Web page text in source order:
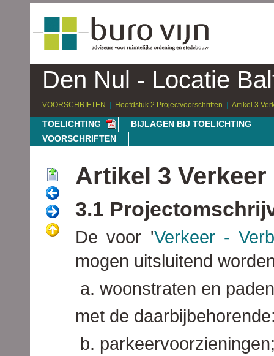
Den Nul - Locatie
VOORSCHRIFTEN Hoofdstuk 2 Projectvoorschriften Artikel 3
TOELICHTING
BIJLAGEN BIJ TOELICHTING
VOORSCHRIFTEN
Artikel 3
3.1
De voor 'Verkeer -
mogen uitsluitend
woonstraten en
met de